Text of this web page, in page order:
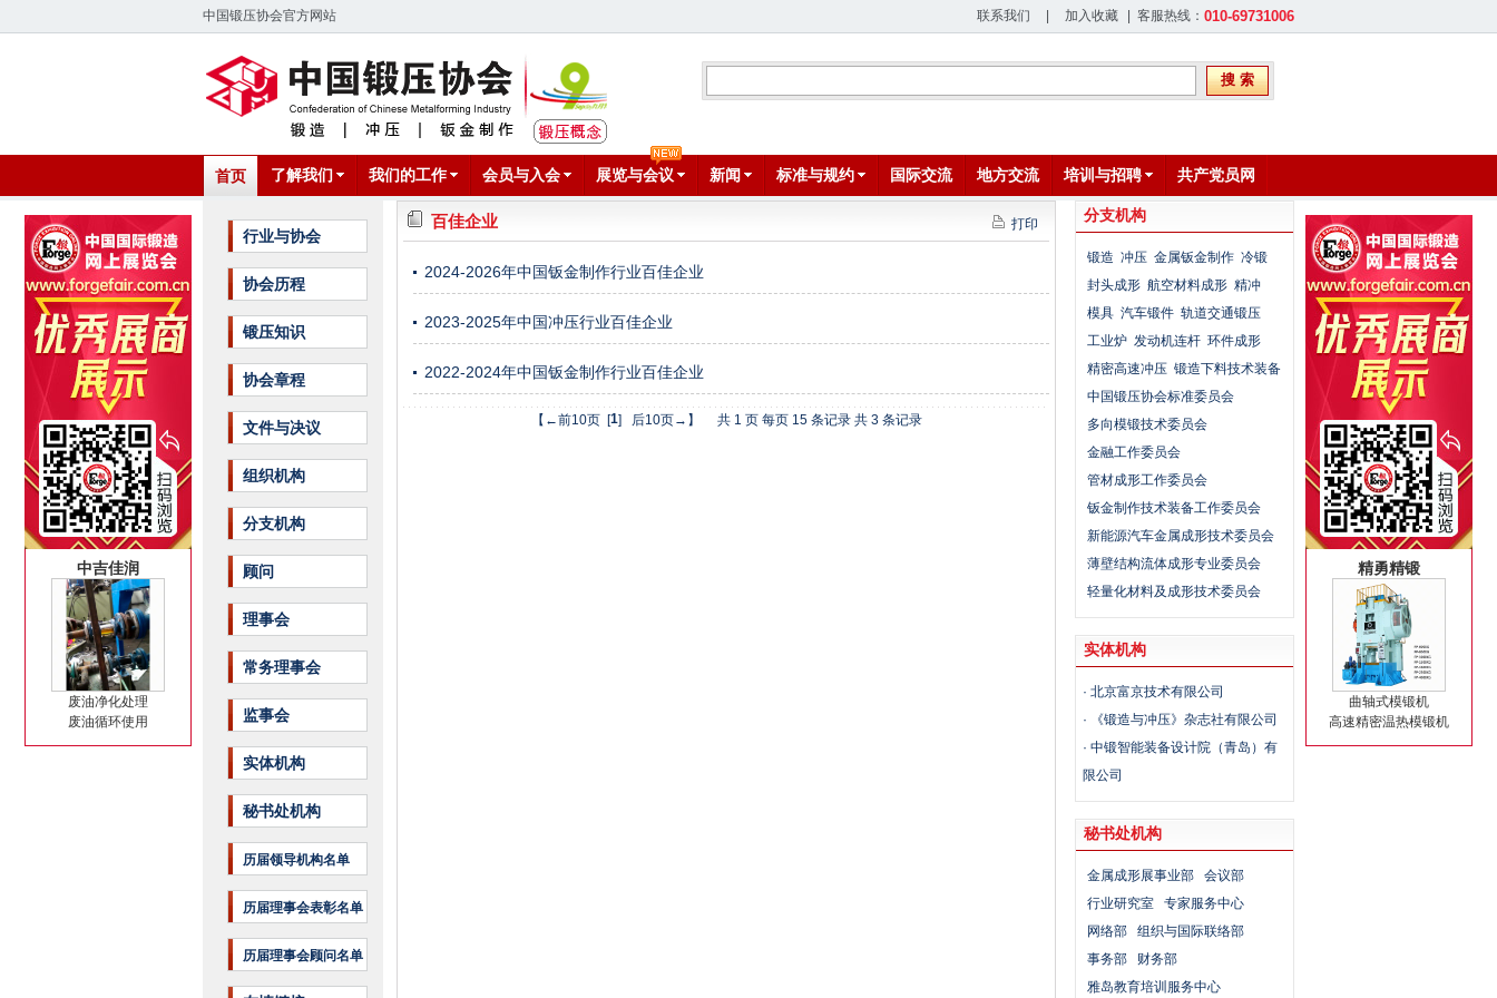
中国锻压协会官方网站 联系我们 加入收藏 | 客服热线： 010-69731006
搜 索
首页 了解我们 我们的工作 会员与入会 展览与会议 新闻 标准与规约 国际交流 地方交流 培训与招聘 共产党员网
行业与协会
协会历程
锻压知识
协会章程
文件与决议
组织机构
分支机构
顾问
理事会
常务理事会
监事会
实体机构
秘书处机构
历届领导机构名单
历届理事会表彰名单
历届理事会顾问名单
百佳企业 打印
2024-2026年中国钣金制作行业百佳企业
2023-2025年中国冲压行业百佳企业
2022-2024年中国钣金制作行业百佳企业
【←前10页 [1] 后10页→】 共 1 页 每页 15 条记录 共 3 条记录
分支机构
锻造 冲压 金属钣金制作 冷锻
封头成形 航空材料成形 精冲
模具 汽车锻件 轨道交通锻压
工业炉 发动机连杆 环件成形
精密高速冲压 锻造下料技术装备
中国锻压协会标准委员会
多向模锻技术委员会
金融工作委员会
管材成形工作委员会
钣金制作技术装备工作委员会
新能源汽车金属成形技术委员会
薄壁结构流体成形专业委员会
轻量化材料及成形技术委员会
实体机构
· 北京富京技术有限公司
·
《锻造与冲压》杂志社有限公司
· 中锻智能装备设计院（青岛）有
限公司
秘书处机构
金属成形展事业部
会议部
行业研究室
专家服务中心
网络部
组织与国际联络部
事务部 财务部
雅岛教育培训服务中心
精勇精锻
曲轴式模锻机
高速精密温热模锻机
中吉佳润
废油净化处理
废油循环使用